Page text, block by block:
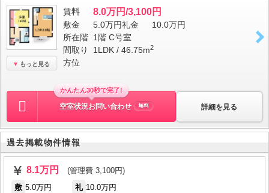
もっと見る
賃料 8.0万円/3,100円
敷金 5.0万円礼金
10.0万円
所在階 1階 C号室
間取り
1LDK / 46.75m2
方位
詳細を見る
かんたん30秒で完了!
空室状況お問い合わせ 無料
過去掲載物件情報
8.1万円
(管理費 3,100円)
敷 5.0万円 礼 10.0万円